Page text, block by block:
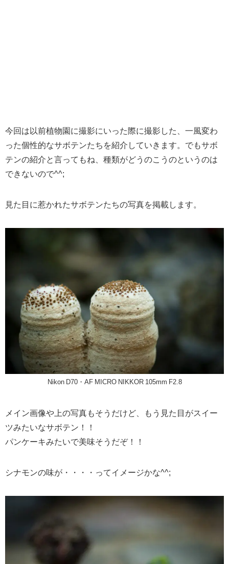
今回は以前植物園に撮影にいった際に撮影した、一風変わ
った個性的なサボテンたちを紹介していきます。でもサボ
テンの紹介と言ってもね、種類がどうのこうのというのは
できないので^^;
見た目に惹かれたサボテンたちの写真を掲載します。
Nikon D70・AF MICRO NIKKOR 105mm F2.8
メイン画像や上の写真もそうだけど、もう見た目がスイー
ツみたいなサボテン！！
パンケーキみたいで美味そうだぞ！！
シナモンの味が・・・・ってイメージかな^^;